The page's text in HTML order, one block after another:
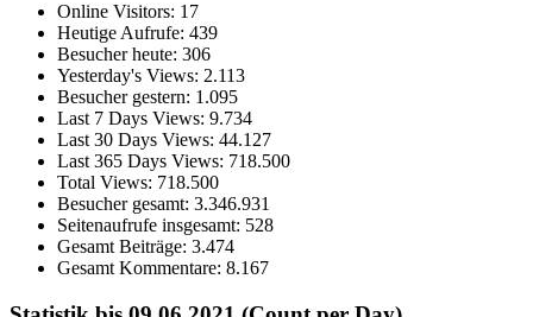
Online Visitors: 17
Heutige Aufrufe: 439
Besucher heute: 306
Yesterday's Views: 2.113
Besucher gestern: 1.095
Last 7 Days Views: 9.734
Last 30 Days Views: 44.127
Last 365 Days Views: 718.500
Total Views: 718.500
Besucher gesamt: 3.346.931
Seitenaufrufe insgesamt: 528
Gesamt Beiträge: 3.474
Gesamt Kommentare: 8.167